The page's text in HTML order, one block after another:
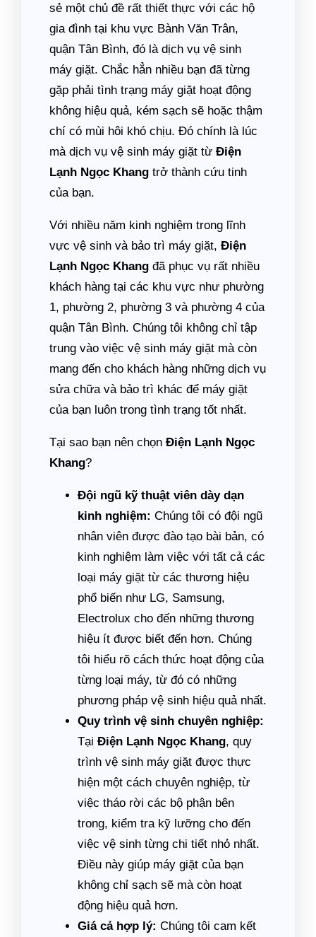
sẻ một chủ đề rất thiết thực với các hộ
gia đình tại khu vực Bành Văn Trân,
quận Tân Bình, đó là dịch vụ vệ sinh
máy giặt. Chắc hẳn nhiều bạn đã từng
gặp phải tình trạng máy giặt hoạt động
không hiệu quả, kém sạch sẽ hoặc thậm
chí có mùi hôi khó chịu. Đó chính là lúc
mà dịch vụ vệ sinh máy giặt từ Điện
Lạnh Ngọc Khang trở thành cứu tinh
của bạn.
Với nhiều năm kinh nghiệm trong lĩnh
vực vệ sinh và bảo trì máy giặt, Điện
Lạnh Ngọc Khang đã phục vụ rất nhiều
khách hàng tại các khu vực như phường
1, phường 2, phường 3 và phường 4 của
quận Tân Bình. Chúng tôi không chỉ tập
trung vào việc vệ sinh máy giặt mà còn
mang đến cho khách hàng những dịch vụ
sửa chữa và bảo trì khác để máy giặt
của bạn luôn trong tình trạng tốt nhất.
Tại sao bạn nên chọn Điện Lạnh Ngọc
Khang?
Đội ngũ kỹ thuật viên dày dạn
kinh nghiệm: Chúng tôi có đội ngũ
nhân viên được đào tạo bài bản, có
kinh nghiệm làm việc với tất cả các
loại máy giặt từ các thương hiệu
phổ biến như LG, Samsung,
Electrolux cho đến những thương
hiệu ít được biết đến hơn. Chúng
tôi hiểu rõ cách thức hoạt động của
từng loại máy, từ đó có những
phương pháp vệ sinh hiệu quả nhất.
Quy trình vệ sinh chuyên nghiệp:
Tại Điện Lạnh Ngọc Khang, quy
trình vệ sinh máy giặt được thực
hiện một cách chuyên nghiệp, từ
việc tháo rời các bộ phận bên
trong, kiểm tra kỹ lưỡng cho đến
việc vệ sinh từng chi tiết nhỏ nhất.
Điều này giúp máy giặt của bạn
không chỉ sạch sẽ mà còn hoạt
động hiệu quả hơn.
Giá cả hợp lý: Chúng tôi cam kết